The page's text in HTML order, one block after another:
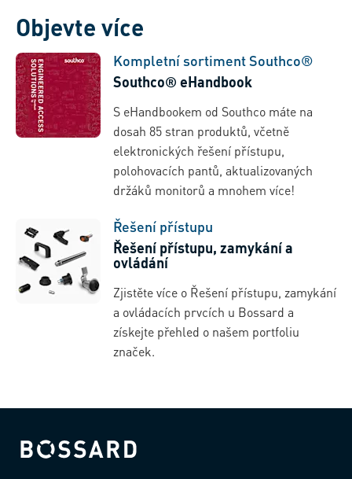
Objevte více
Kompletní sortiment Southco®
Southco® eHandbook
S eHandbookem od Southco máte na
dosah 85 stran produktů, včetně
elektronických řešení přístupu,
polohovacích pantů, aktualizovaných
držáků monitorů a mnohem více!
Řešení přístupu
Řešení přístupu, zamykání a
ovládání
Zjistěte více o Řešení přístupu, zamykání
a ovládacích prvcích u Bossard a
získejte přehled o našem portfoliu
značek.
Bossard homepage